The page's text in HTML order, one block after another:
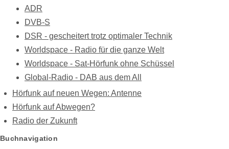
ADR
DVB-S
DSR - gescheitert trotz optimaler Technik
Worldspace - Radio für die ganze Welt
Worldspace - Sat-Hörfunk ohne Schüssel
Global-Radio - DAB aus dem All
Hörfunk auf neuen Wegen: Antenne
Hörfunk auf Abwegen?
Radio der Zukunft
Buchnavigation